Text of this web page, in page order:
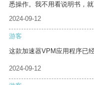
悉操作。我不用看说明书，就
2024-09-12
游客
这款加速器VPM应用程序已
2024-09-12